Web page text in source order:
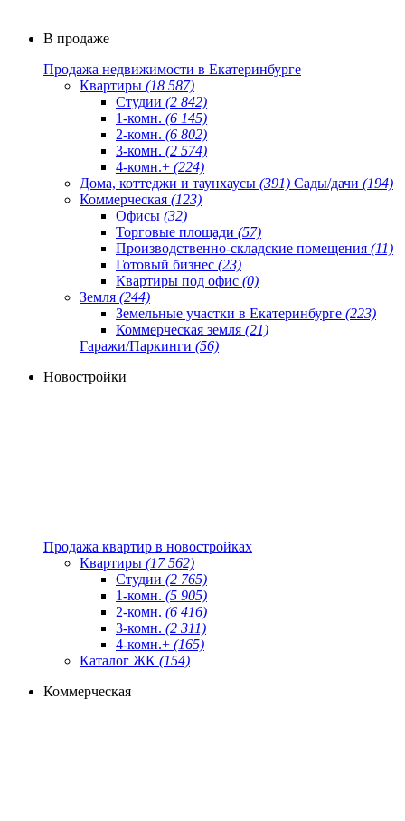
В продаже
Продажа недвижимости в Екатеринбурге
Квартиры (18 587)
Студии (2 842)
1-комн. (6 145)
2-комн. (6 802)
3-комн. (2 574)
4-комн.+ (224)
Дома, коттеджи и таунхаусы (391) Сады/дачи (194)
Коммерческая (123)
Офисы (32)
Торговые площади (57)
Производственно-складские помещения (11)
Готовый бизнес (23)
Квартиры под офис (0)
Земля (244)
Земельные участки в Екатеринбурге (223)
Коммерческая земля (21)
Гаражи/Паркинги (56)
Новостройки
Продажа квартир в новостройках
Квартиры (17 562)
Студии (2 765)
1-комн. (5 905)
2-комн. (6 416)
3-комн. (2 311)
4-комн.+ (165)
Каталог ЖК (154)
Коммерческая